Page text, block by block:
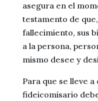
asegura en el
testamento de
fallecimiento, sus
a la persona,
mismo desee y
Para que se lleve
fideicomisario